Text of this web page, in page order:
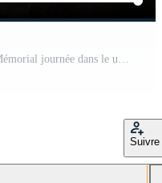
soldat prie pour le déchue pendant Mémorial journée dans le uni États Vidéo Pro
Suivre